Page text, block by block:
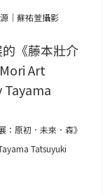
｜蘇祐萱攝影
原初．未來．森》
Tatsuyuki